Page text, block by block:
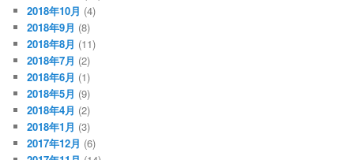
2018年10月 (4)
2018年9月 (8)
2018年8月 (11)
2018年7月 (2)
2018年6月 (1)
2018年5月 (9)
2018年4月 (2)
2018年1月 (3)
2017年12月 (6)